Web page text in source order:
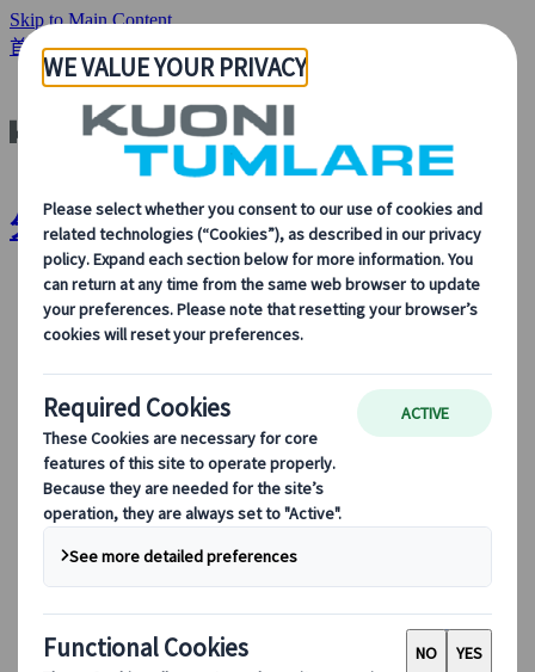
Skip to Main Content
首頁 分析與新聞
分析與新聞 | Kuoni Tumlare
關於我們
關於我們
持續發展、創新和最新旅遊技術的承諾。
查看概覽
了解我們更多
我們的領導團隊
可持續發展
DEIB
夥伴行動應用程式
供應商網頁應用程式